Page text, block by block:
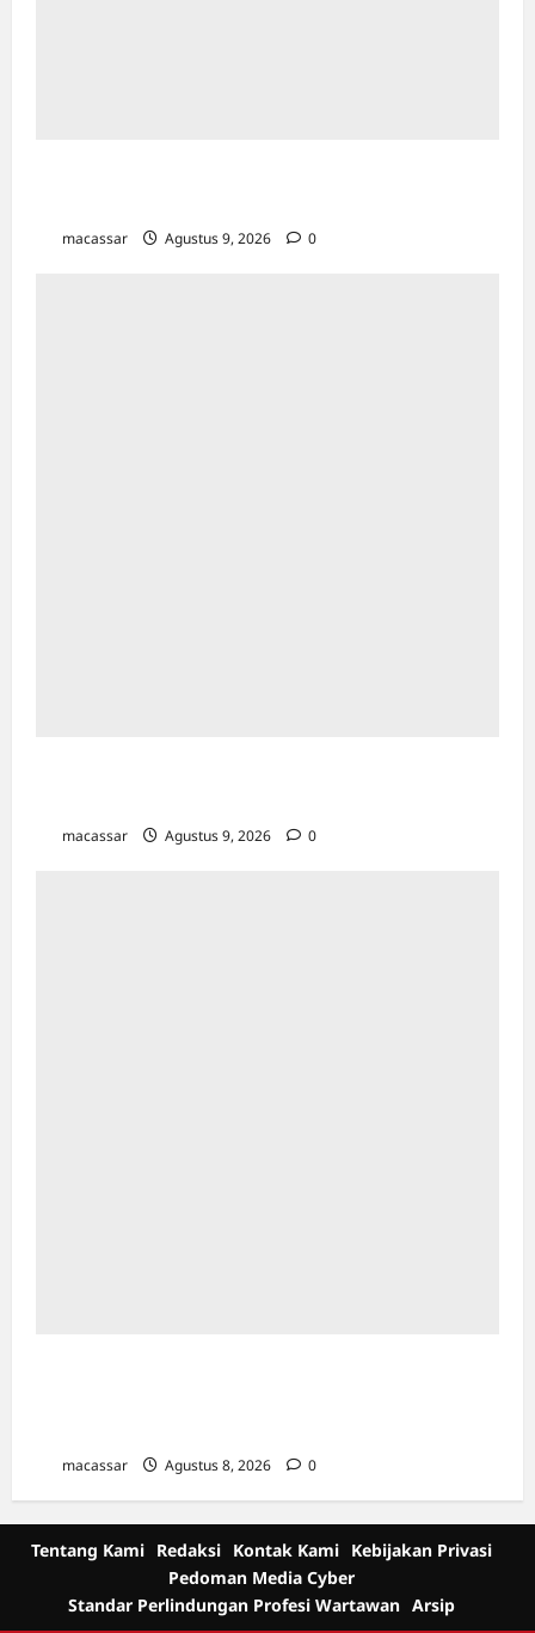
macassar Agustus 9, 2026 0
macassar Agustus 9, 2026 0
macassar Agustus 8, 2026 0
Tentang Kami Redaksi Kontak Kami Kebijakan Privasi
Pedoman Media Cyber
Standar Perlindungan Profesi Wartawan Arsip